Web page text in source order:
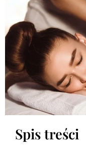
Spis treści